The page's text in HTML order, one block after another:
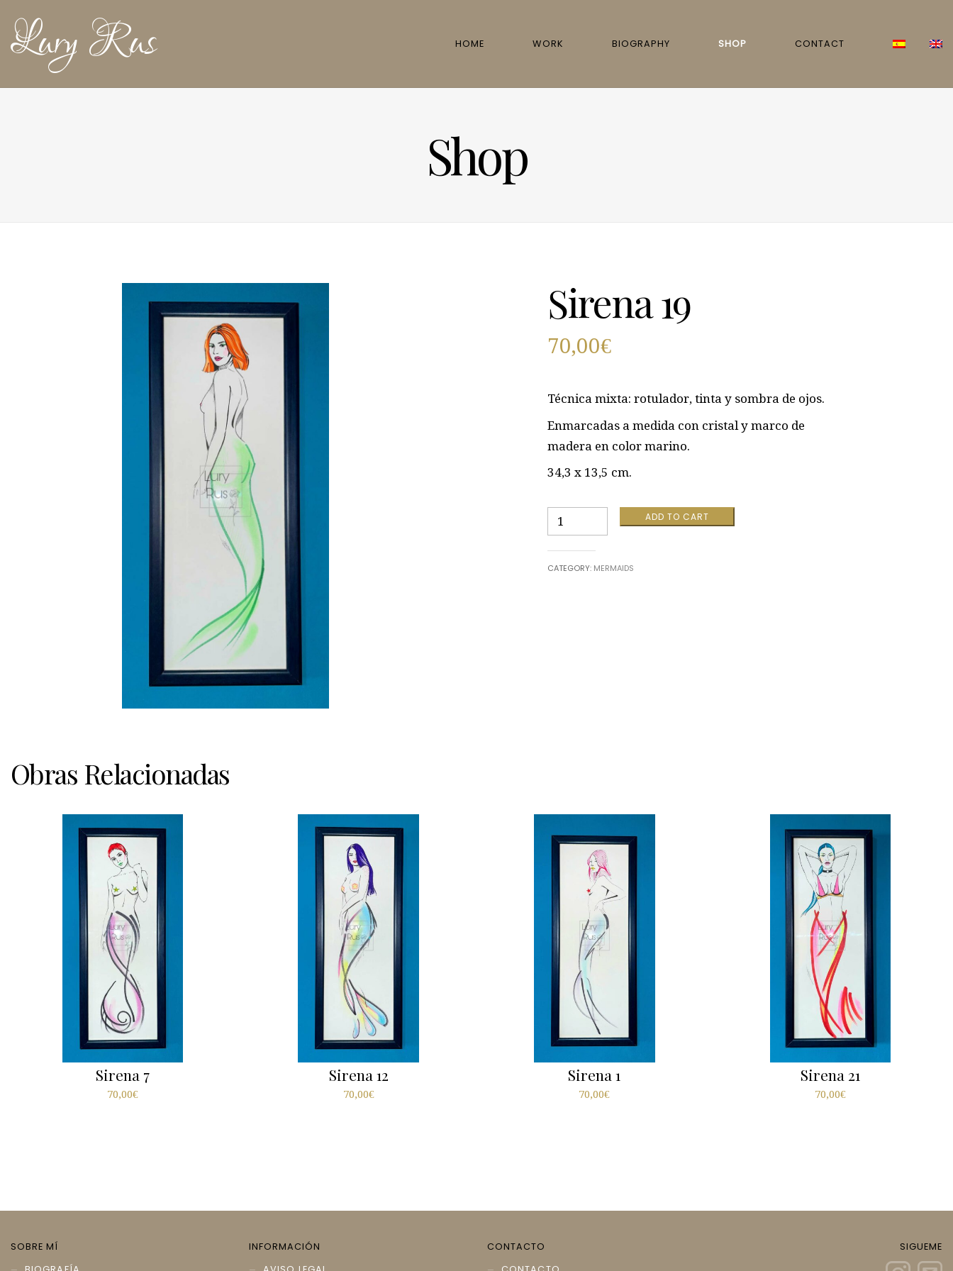
Lury Rus HOME WORK BIOGRAPHY SHOP CONTACT
Shop
Sirena 19
70,00€
Técnica mixta: rotulador, tinta y sombra de ojos.
Enmarcadas a medida con cristal y marco de
madera en color marino.
34,3 x 13,5 cm.
Sirena
ADD TO CART
CATEGORY: MERMAIDS
Obras Relacionadas
Sirena 7
70,00€
Sirena 12
70,00€
Sirena 1
70,00€
Sirena 21
70,00€
SOBRE MÍ
INFORMACIÓN
CONTACTO
SIGUEME